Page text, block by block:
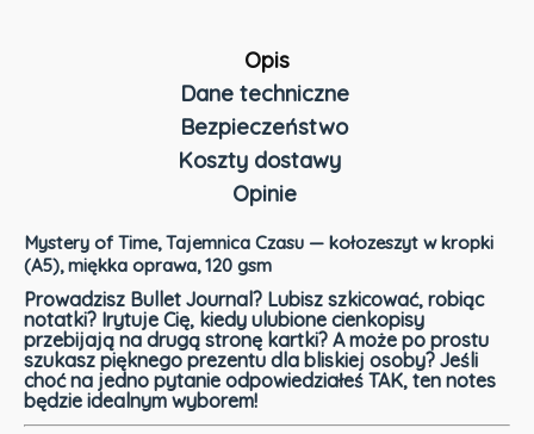
Opis
Dane techniczne
Bezpieczeństwo
Koszty dostawy
Cena nie zawiera ewentualnych kosztów płatności
Opinie
Mystery of Time, Tajemnica Czasu — kołozeszyt w kropki
(A5), miękka oprawa, 120 gsm
Prowadzisz Bullet Journal? Lubisz szkicować, robiąc
notatki? Irytuje Cię, kiedy ulubione cienkopisy
przebijają na drugą stronę kartki? A może po prostu
szukasz pięknego prezentu dla bliskiej osoby? Jeśli
choć na jedno pytanie odpowiedziałeś TAK, ten notes
będzie idealnym wyborem!